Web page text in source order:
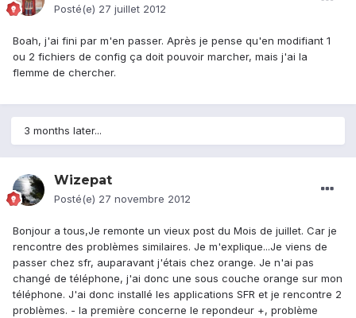
Posté(e) 27 juillet 2012
Boah, j'ai fini par m'en passer. Après je pense qu'en modifiant 1
ou 2 fichiers de config ça doit pouvoir marcher, mais j'ai la
flemme de chercher.
3 months later...
Wizepat
Posté(e) 27 novembre 2012
Bonjour a tous,Je remonte un vieux post du Mois de juillet. Car je
rencontre des problèmes similaires. Je m'explique...Je viens de
passer chez sfr, auparavant j'étais chez orange. Je n'ai pas
changé de téléphone, j'ai donc une sous couche orange sur mon
téléphone. J'ai donc installé les applications SFR et je rencontre 2
problèmes. - la première concerne le repondeur +, problème